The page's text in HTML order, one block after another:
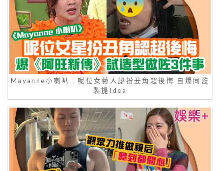
Mayanne小喇叭｜呢位女藝人認扮丑角超後悔 自爆同監
製提Idea